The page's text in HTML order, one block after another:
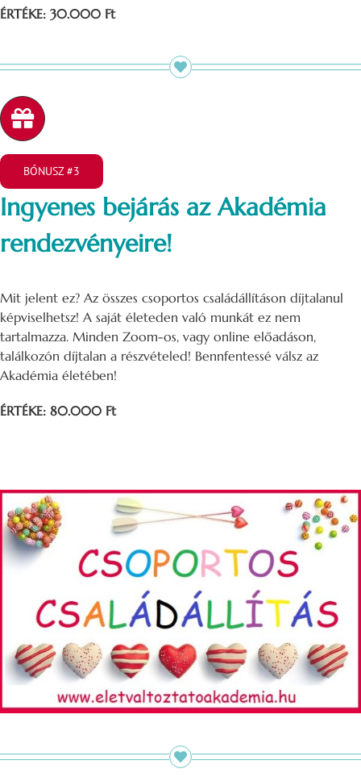
ÉRTÉKE: 30.000 Ft
BÓNUSZ #3
Ingyenes bejárás az Akadémia
rendezvényeire!
Mit jelent ez? Az összes csoportos családállításon díjtalanul
képviselhetsz! A saját életeden való munkát ez nem
tartalmazza. Minden Zoom-os, vagy online előadáson,
találkozón díjtalan a részvételed! Bennfentessé válsz az
Akadémia életében!
ÉRTÉKE: 80.000 Ft